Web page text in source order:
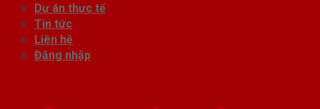
Dự án thực tế
Tin tức
Liên hệ
Đăng nhập